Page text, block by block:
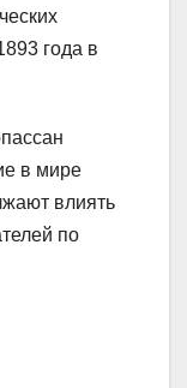
года в
в мире
влиять
по